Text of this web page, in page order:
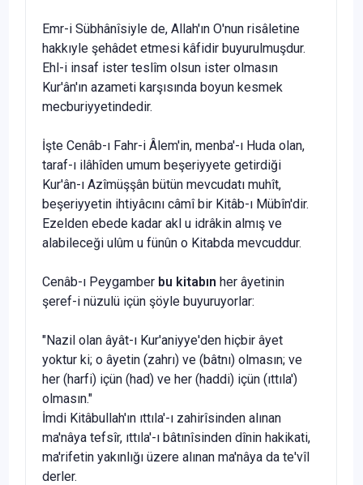
Emr-i Sübhânîsiyle de, Allah'ın O'nun risâletine
hakkıyle şehâdet etmesi kâfidir buyurulmuşdur.
Ehl-i insaf ister teslîm olsun ister olmasın
Kur'ân'ın aza­meti karşısında boyun kesmek
mecburiyyetindedir.
İşte Cenâb-ı Fahr-i Âlem'in, menba'-ı Huda olan,
taraf-ı ilâhîden umum beşeriyyete getirdiği
Kur'ân-ı Azîmüşşân bütün mevcudatı muhît,
beşeriyyetin ihtiyâcını câmî bir Kitâb-ı Mübîn'dir.
Ezelden ebede kadar akl u idrâkin almış ve
alabileceği ulûm u fünûn o Kitabda mevcuddur.
Cenâb-ı Peygamber bu kitabın her âyetinin
şeref-i nüzulü içün şöyle buyuruyorlar:
"Nazil olan âyât-ı Kur'aniyye'den hiçbir âyet
yoktur ki; o âyetin (zahrı) ve (bâtnı) olmasın; ve
her (harfi) içün (had) ve her (haddi) içün (ıttıla')
olmasın."
İmdi Kitâbullah'ın ıttıla'-ı zahirîsinden alınan
ma'nâya tefsîr, ıttıla'-ı bâtınîsinden dînin hakikati,
ma'rifetin yakınlığı üze­re alınan ma'nâya da te'vîl
derler.